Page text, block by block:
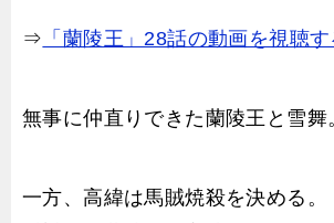
⇒ 「蘭陵王」28話の動画を視聴
無事に仲直りできた蘭陵王と雪舞
一方、高緯は馬賊焼殺を決める。